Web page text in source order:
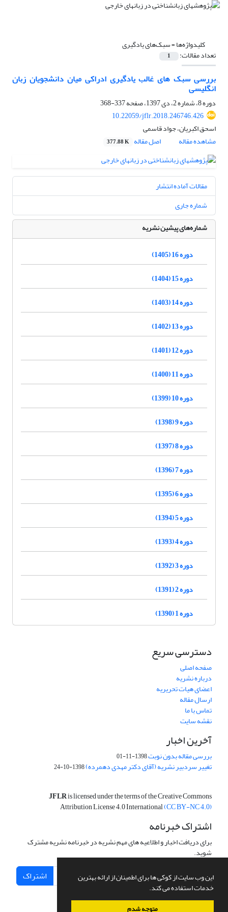
این وب سایت از کوکی ها برای اطمینان از ارائه بهترین
خدمات استفاده می کند.
متوجه شدم
کلیدواژه‌ها =سبک‌های یادگیری
تعداد مقالات: 1
بررسی سبک های غالب یادگیری ادراکی میان دانشجویان زبان
انگلیسی
دوره 8، شماره 2، دی 1397، صفحه
337-368
10.22059/jflr.2018.246746.426
اسحق اکبریان، جواد قاسمی
مشاهده مقاله
اصل مقاله 377.88 K
مقالات آماده انتشار
شماره جاری
شماره‌های پیشین نشریه
دوره 16 (1405)
دوره 15 (1404)
دوره 14 (1403)
دوره 13 (1402)
دوره 12 (1401)
دوره 11 (1400)
دوره 10 (1399)
دوره 9 (1398)
دوره 8 (1397)
دوره 7 (1396)
دوره 6 (1395)
دوره 5 (1394)
دوره 4 (1393)
دوره 3 (1392)
دوره 2 (1391)
دوره 1 (1390)
دسترسی سریع
صفحه اصلی
درباره نشریه
اعضای هیات تحریریه
ارسال مقاله
تماس با ما
نقشه سایت
آخرین اخبار
بررسی مقاله بدون نوبت1398-11-01
تغییر سردبیر نشریه (آقای دکتر مهدی دهمرده)1398-10-24
JFLRis licensed under the terms of the Creative Commons
Attribution License 4.0 International(CC BY-NC 4.0)
اشتراک خبرنامه
برای دریافت اخبار و اطلاعیه های مهم نشریه در خبرنامه نشریه مشترک
شوید.
اشتراک